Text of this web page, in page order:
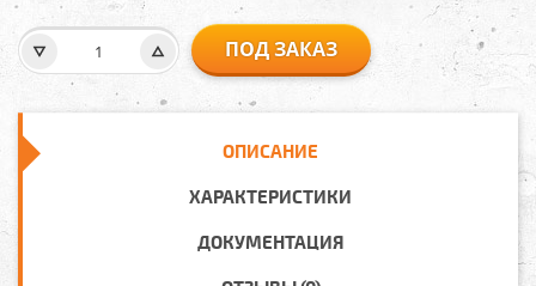
ПОД ЗАКАЗ
ОПИСАНИЕ
ХАРАКТЕРИСТИКИ
ДОКУМЕНТАЦИЯ